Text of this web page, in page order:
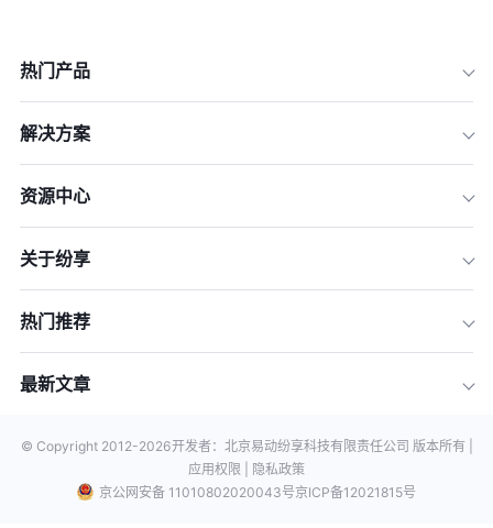
热门产品
解决方案
资源中心
关于纷享
热门推荐
最新文章
© Copyright 2012-2026开发者：北京易动纷享科技有限责任公司 版本所有 |
应用权限 |
隐私政策
京公网安备 11010802020043号京ICP备12021815号